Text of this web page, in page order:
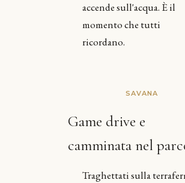
accende sull'acqua. È il
momento che tutti
ricordano.
SAVANA
Game drive e
camminata nel
Traghettati sulla